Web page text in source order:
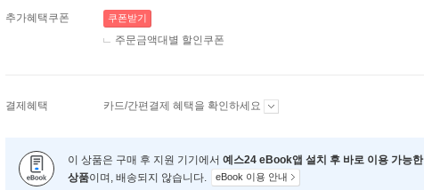
추가혜택쿠폰 쿠폰받기
주문금액대별 할인쿠폰
결제혜택 카드/간편결제 혜택을 확인하세요
이 상품은 구매 후 지원 기기에서 예스24 eBook앱 설치 후 바로 이용 가능한
상품이며, 배송되지 않습니다. eBook 이용 안내